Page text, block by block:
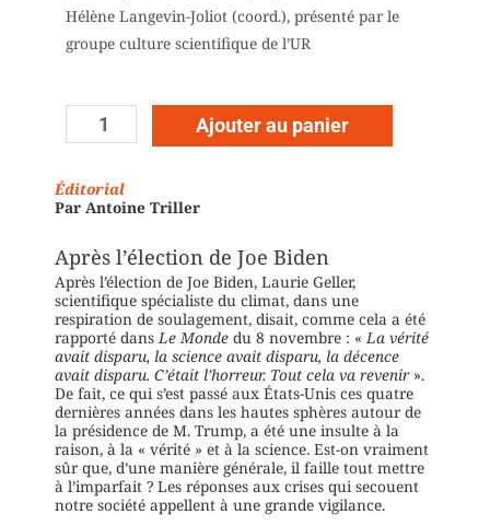
Hélène Langevin-Joliot (coord.), présenté par le
groupe culture scientifique de l’UR
Ajouter au panier
Éditorial
Par Antoine Triller
Après l’élection de Joe Biden
Après l’élection de Joe Biden, Laurie Geller,
scientifique spécialiste du climat, dans une
respiration de soulagement, disait, comme cela a été
rapporté dans Le Monde du 8 novembre : « La vérité
avait disparu, la science avait disparu, la décence
avait disparu. C’était l’horreur. Tout cela va revenir ».
De fait, ce qui s’est passé aux États-Unis ces quatre
dernières années dans les hautes sphères autour de
la présidence de M. Trump, a été une insulte à la
raison, à la « vérité » et à la science. Est-on vraiment
sûr que, d’une manière générale, il faille tout mettre
à l’imparfait ? Les réponses aux crises qui secouent
notre société appellent à une grande vigilance.